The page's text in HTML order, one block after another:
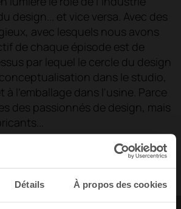
Détails À propos des cookies
design... et vice versa. Avec des
avec lesquels nous avons
de chaque épisode est de
par lequel le cercle du design
dans le studio,
à l'emballage dans l'usine. Parce
des passionnés de design, mais